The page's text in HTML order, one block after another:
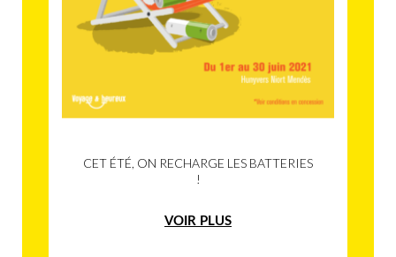
CET ÉTÉ, ON RECHARGE LES BATTERIES
!
VOIR PLUS